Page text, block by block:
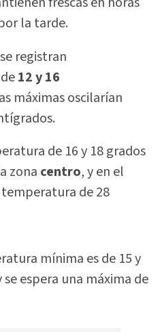
la tarde.
se registran
12 y 16
máximas oscilarían
de 16 y 18 grados
zona centro, y en el
de 28
mínima es de 15 y
espera una máxima de